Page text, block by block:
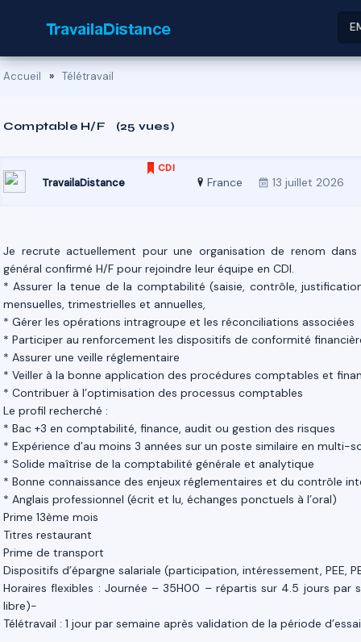
Accueil » Télétravail
Comptable H/F (25 vues)
TravailaDistance
CDI
France 13 juillet 2026
Je recrute actuellement pour une organisation de renom
général confirmé H/F pour rejoindre leur équipe en CDI.
* Assurer la tenue de la comptabilité (saisie, contrôle,
mensuelles, trimestrielles et annuelles,
* Gérer les opérations intragroupe et les réconciliations associées
* Participer au renforcement les dispositifs de conformité
* Assurer une veille réglementaire
* Veiller à la bonne application des procédures comptables et
* Contribuer à l’optimisation des processus comptables
Le profil recherché :
* Bac +3 en comptabilité, finance, audit ou gestion des risques
* Expérience d’au moins 3 années sur un poste similaire en multi-
* Solide maîtrise de la comptabilité générale et analytique
* Bonne connaissance des enjeux réglementaires et du contrôle
* Anglais professionnel (écrit et lu, échanges ponctuels à l’oral)
Prime 13ème mois
Titres restaurant
Prime de transport
Dispositifs d’épargne salariale (participation, intéressement, PEE,
Horaires flexibles : Journée – 35H00 – répartis sur 4.5 jours par
libre)-
Télétravail : 1 jour par semaine après validation de la période d’essai